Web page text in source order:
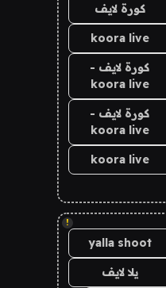
كورة لايف
koora live
كورة لايف -
koora live
كورة لايف -
koora live
koora live
!
yalla shoot
يلا لايف